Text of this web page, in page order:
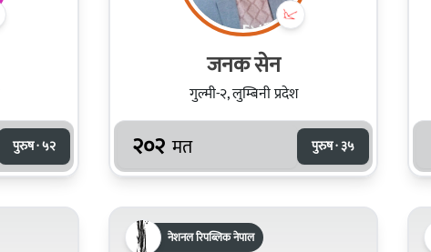
पुरुष · ५२
जनक सेन
गुल्मी-२, लुम्बिनी प्रदेश
२०२ मत पुरुष · ३५
नेशनल रिपब्लिक नेपाल